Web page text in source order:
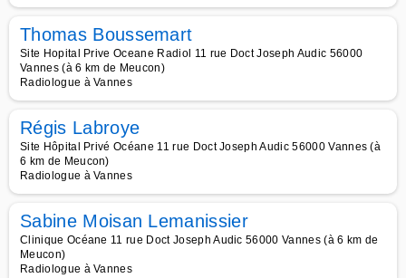
Thomas Boussemart
Site Hopital Prive Oceane Radiol 11 rue Doct Joseph Audic 56000
Vannes (à 6 km de Meucon)
Radiologue à Vannes
Régis Labroye
Site Hôpital Privé Océane 11 rue Doct Joseph Audic 56000 Vannes (à
6 km de Meucon)
Radiologue à Vannes
Sabine Moisan Lemanissier
Clinique Océane 11 rue Doct Joseph Audic 56000 Vannes (à 6 km de
Meucon)
Radiologue à Vannes